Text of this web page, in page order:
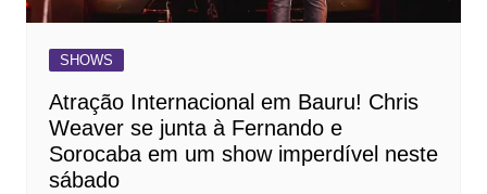
SHOWS
Atração Internacional em Bauru! Chris
Weaver se junta à Fernando e
Sorocaba em um show imperdível neste
sábado